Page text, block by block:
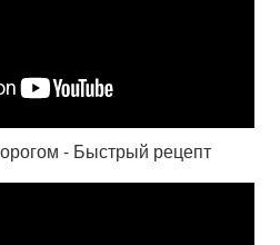
- Быстрый рецепт